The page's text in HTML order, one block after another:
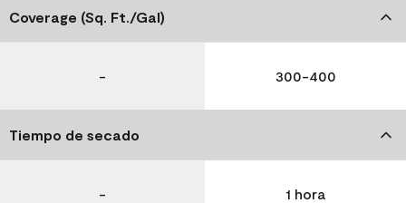
Coverage (Sq. Ft./Gal)
- 300-400
Tiempo de secado
- 1 hora